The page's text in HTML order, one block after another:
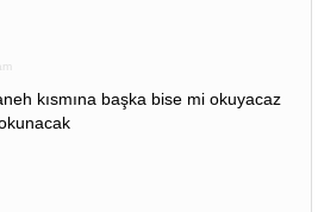
kısmına başka bise mi okuyacaz